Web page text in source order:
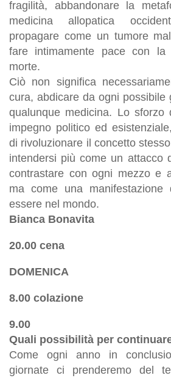
fragilità, abbandonare la
medicina allopatica
propagare come un tumore
fare intimamente pace con
morte.
Ciò non significa
cura, abdicare da ogni possibile
qualunque medicina. Lo sforzo
impegno politico ed
di rivoluzionare il concetto
intendersi più come un attacco
contrastare con ogni mezzo e
ma come una manifestazione
essere nel mondo.
Bianca Bonavita
20.00 cena
DOMENICA
8.00 colazione
9.00
Quali possibilità per
Come ogni anno in
giornate ci prenderemo del